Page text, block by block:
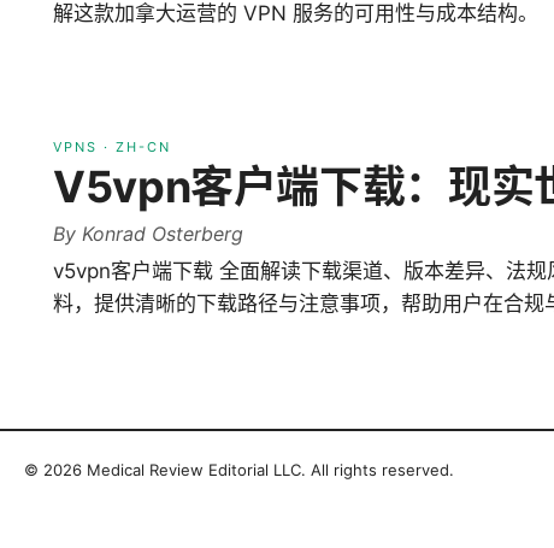
解这款加拿大运营的 VPN 服务的可用性与成本结构。
VPNS · ZH-CN
V5vpn客户端下载：现实
By Konrad Osterberg
v5vpn客户端下载 全面解读下载渠道、版本差异、法
料，提供清晰的下载路径与注意事项，帮助用户在合规
© 2026 Medical Review Editorial LLC. All rights reserved.